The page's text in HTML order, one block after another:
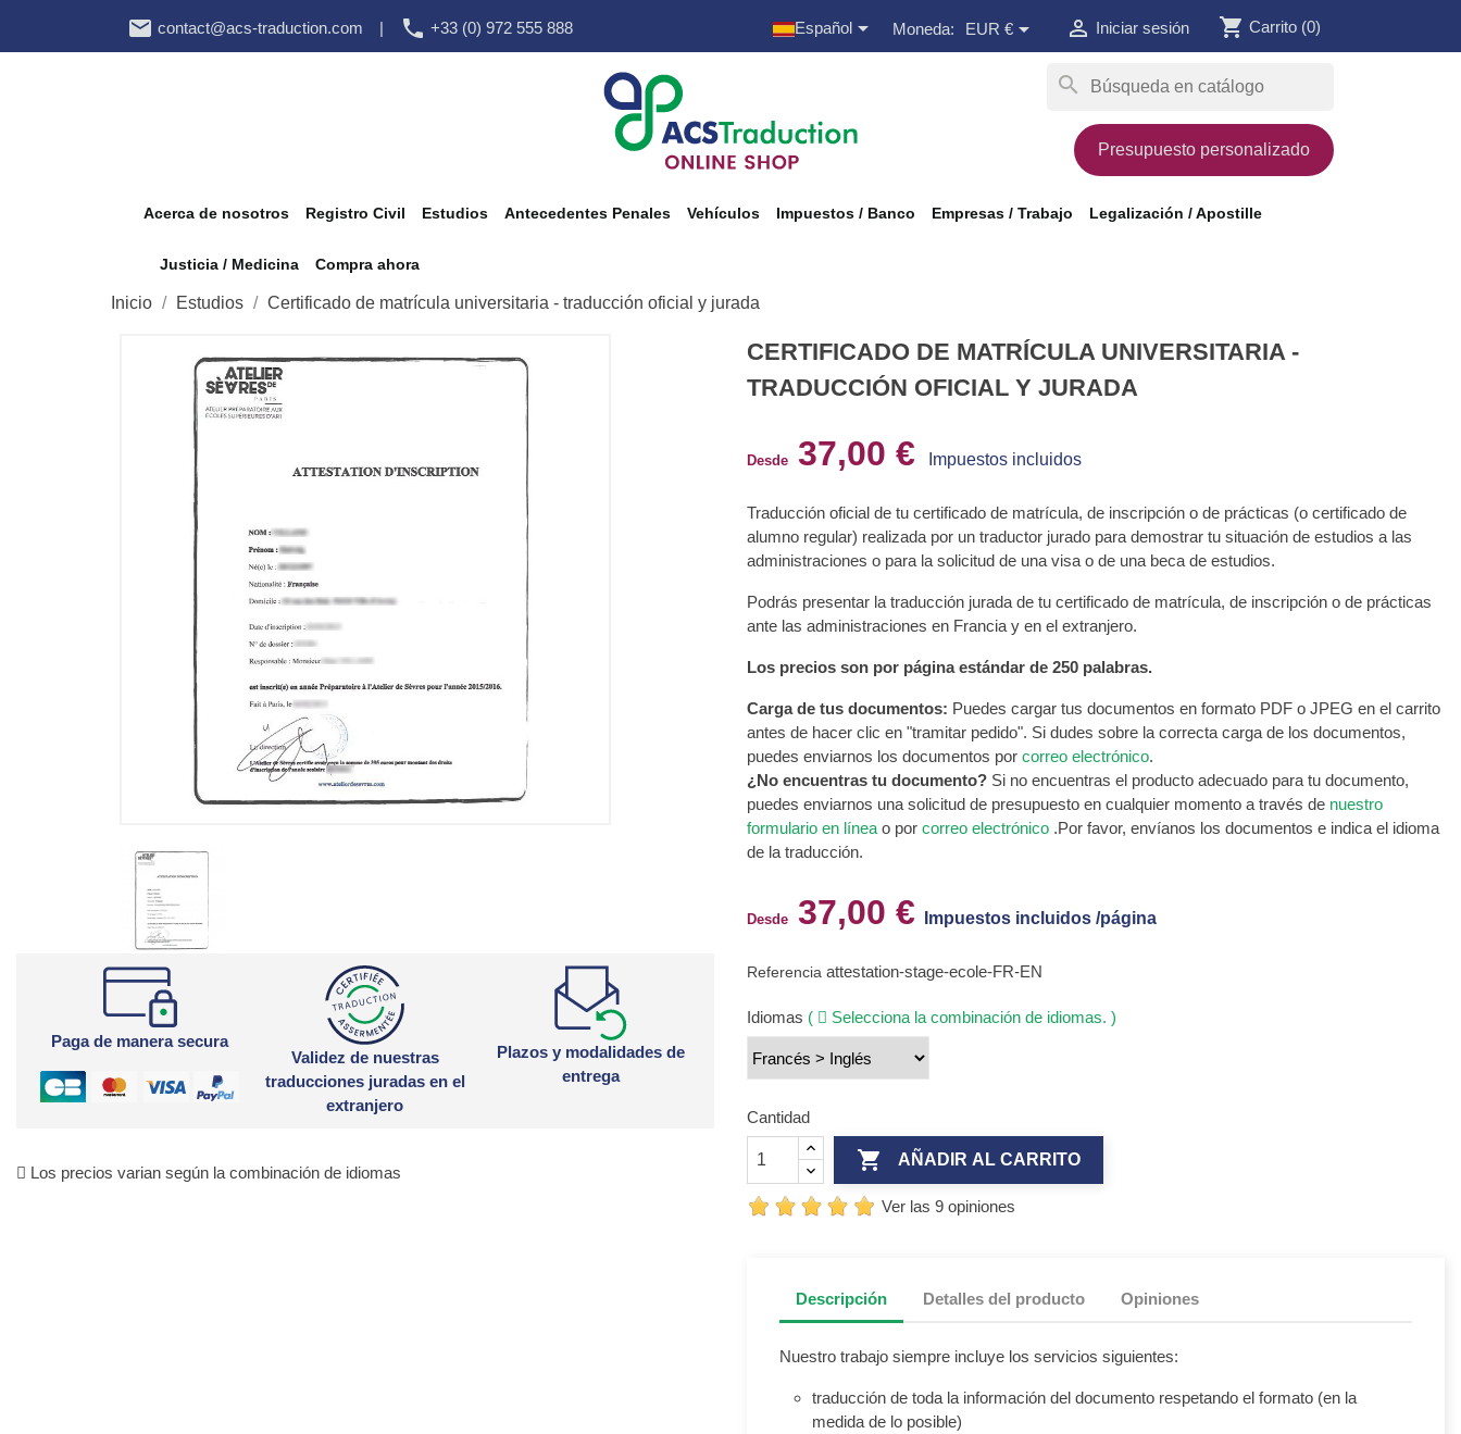
 contact@acs-traduction.com |  +33 (0) 972 555 888 Español Moneda: EUR €  Iniciar sesión shopping_cart Carrito (0)
search
Presupuesto personalizado
Acerca de nosotros Registro Civil Estudios Antecedentes Penales Vehículos Impuestos / Banco Empresas / Trabajo Legalización / Apostille
Justicia / Medicina Compra ahora
Inicio Estudios Certificado de matrícula universitaria - traducción oficial y jurada
Paga de manera secura
Validez de nuestras
traducciones juradas en el
extranjero
Plazos y modalidades de
entrega
Los precios varian según la combinación de idiomas
CERTIFICADO DE MATRÍCULA UNIVERSITARIA -
TRADUCCIÓN OFICIAL Y JURADA
Desde 37,00 € Impuestos incluidos
Traducción oficial de tu certificado de matrícula, de inscripción o de prácticas (o certificado de
alumno regular) realizada por un traductor jurado para demostrar tu situación de estudios a las
administraciones o para la solicitud de una visa o de una beca de estudios.
Podrás presentar la traducción jurada de tu certificado de matrícula, de inscripción o de prácticas
ante las administraciones en Francia y en el extranjero.
Los precios son por página estándar de 250 palabras.
Carga de tus documentos: Puedes cargar tus documentos en formato PDF o JPEG en el carrito
antes de hacer clic en "tramitar pedido". Si dudes sobre la correcta carga de los documentos,
puedes enviarnos los documentos por correo electrónico.
¿No encuentras tu documento? Si no encuentras el producto adecuado para tu documento,
puedes enviarnos una solicitud de presupuesto en cualquier momento a través de nuestro
formulario en línea o por correo electrónico .Por favor, envíanos los documentos e indica el idioma
de la traducción.
Desde 37,00 € Impuestos incluidos /página
Referencia attestation-stage-ecole-FR-EN
Idiomas ( Selecciona la combinación de idiomas. )
Cantidad
 AÑADIR AL CARRITO
Ver las 9 opiniones
Descripción Detalles del producto Opiniones
Nuestro trabajo siempre incluye los servicios siguientes:
traducción de toda la información del documento respetando el formato (en la
medida de lo posible)